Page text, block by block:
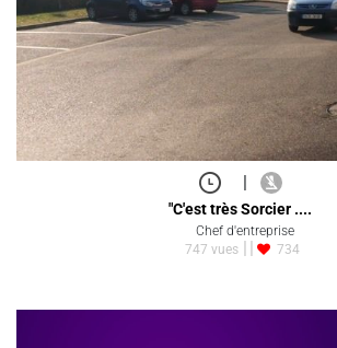
|
"C'est très Sorcier ....
Chef d'entreprise
747 vues
734